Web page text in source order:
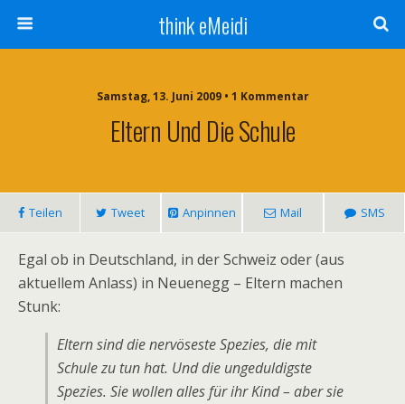
think eMeidi
Samstag, 13. Juni 2009 • 1 Kommentar
Eltern Und Die Schule
Teilen Tweet Anpinnen Mail SMS
Egal ob in Deutschland, in der Schweiz oder (aus
aktuellem Anlass) in Neuenegg – Eltern machen
Stunk:
Eltern sind die nervöseste Spezies, die mit
Schule zu tun hat. Und die ungeduldigste
Spezies. Sie wollen alles für ihr Kind – aber sie